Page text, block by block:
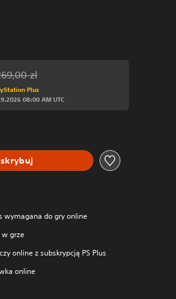
zniżkę z oryginalnej ceny
zl
Plus
08:00 AM UTC
wymagana do gry online
w grze
online z subskrypcją PS Plus
online